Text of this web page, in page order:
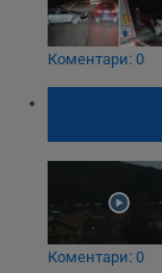
Коментари: 0
Коментари: 0